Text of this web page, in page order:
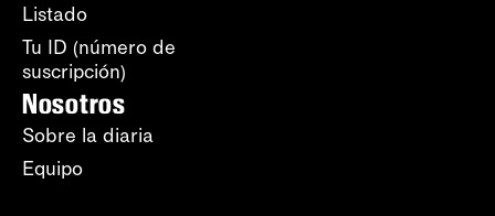
Listado
Tu ID (número de
suscripción)
Nosotros
Sobre la diaria
Equipo